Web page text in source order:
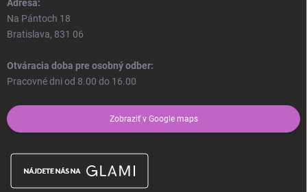
Adresa:
Na Pántoch 18
Bratislava, 831 06
Otváracia doba pre osobný odber:
Pracovné dni od 8.00 do 16.00
Zobraziť v Google maps